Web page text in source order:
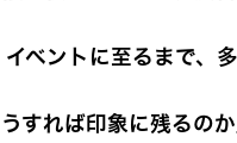
ベントに至るまで、
すれば印象に残るの